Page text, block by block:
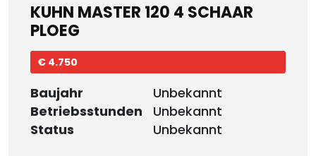
KUHN MASTER 120 4 SCHAAR
PLOEG
€ 4.750
Baujahr
Unbekannt
Betriebsstunden
Unbekannt
Status
Unbekannt